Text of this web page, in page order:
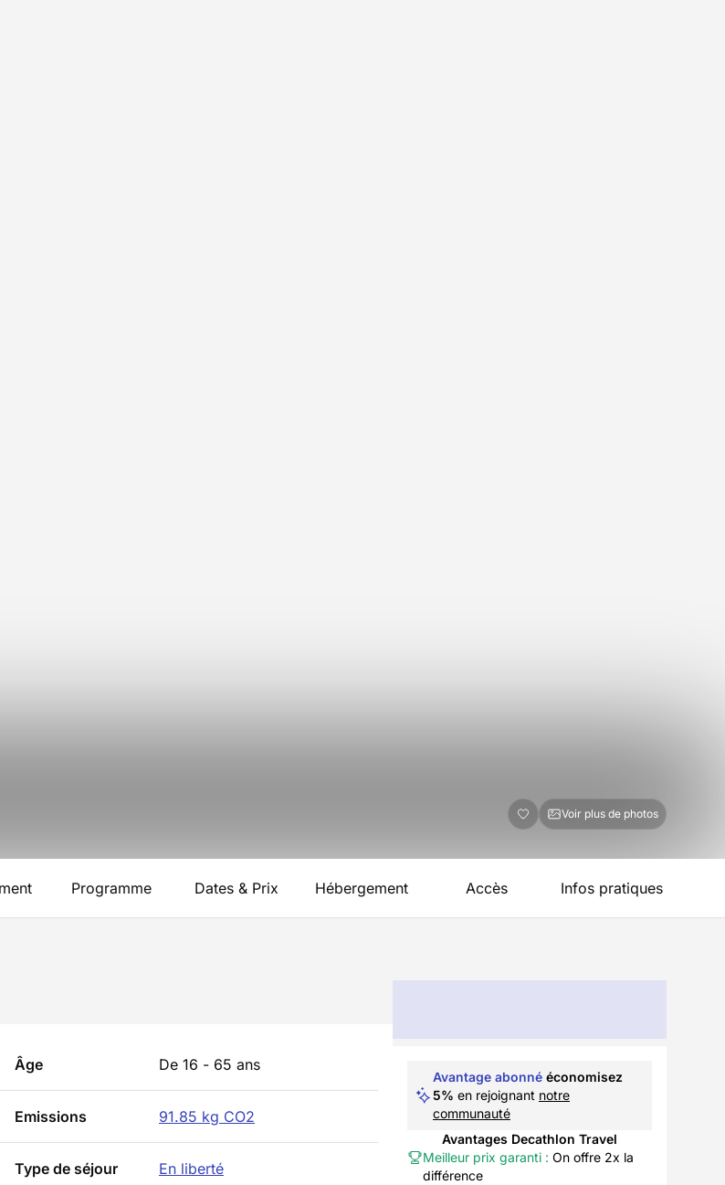
Voir plus de photos
Programme Dates & Prix Hébergement Accès Infos pratiques
Âge De 16 - 65 ans
Emissions 91.85 kg CO2
Type de séjour En liberté
Avantage abonné économisez
5% en rejoignant notre
communauté
Avantages Decathlon Travel
Meilleur prix garanti : On offre 2x la
différence